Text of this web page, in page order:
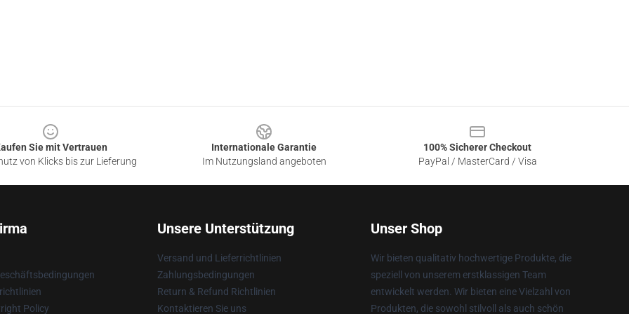
Sie mit Vertrauen
von Klicks bis zur Lieferung
Internationale Garantie
Im Nutzungsland angeboten
100% Sicherer Checkout
PayPal / MasterCard / Visa
Policy
Unsere Unterstützung
Versand und Lieferrichtlinien
Zahlungsbedingungen
Return & Refund Richtlinien
Kontaktieren Sie uns
Unser Shop
Wir bieten qualitativ hochwertige Produkte, die
speziell von unserem erstklassigen Team
entwickelt werden. Wir bieten eine Vielzahl von
Produkten, die sowohl stilvoll als auch schön